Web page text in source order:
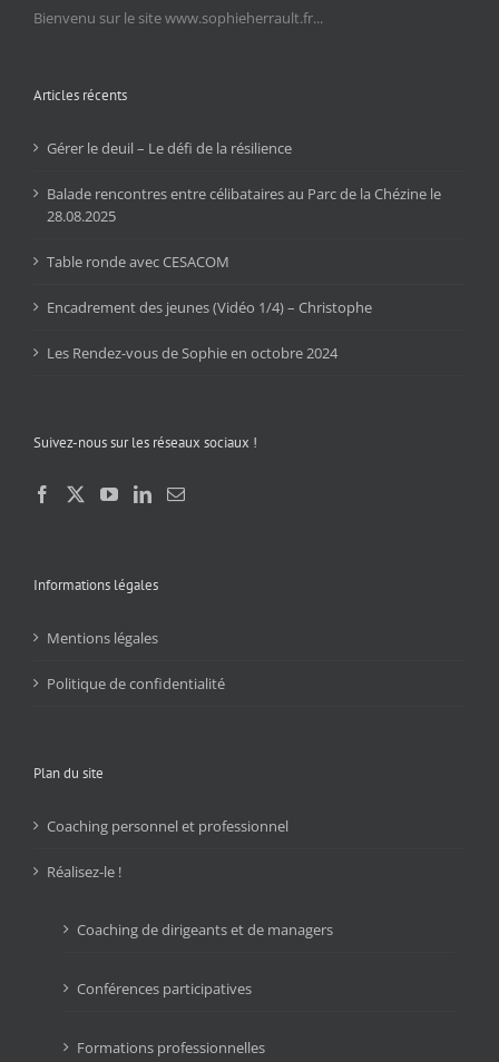
Bienvenu sur le site www.sophieherrault.fr...
Articles récents
Gérer le deuil – Le défi de la résilience
Balade rencontres entre célibataires au Parc de la Chézine le
28.08.2025
Table ronde avec CESACOM
Encadrement des jeunes (Vidéo 1/4) – Christophe
Les Rendez-vous de Sophie en octobre 2024
Suivez-nous sur les réseaux sociaux !
Informations légales
Mentions légales
Politique de confidentialité
Plan du site
Coaching personnel et professionnel
Réalisez-le !
Coaching de dirigeants et de managers
Conférences participatives
Formations professionnelles